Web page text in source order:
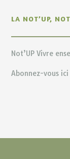
LA NOT’UP,
Not’UP Vivre
Abonnez-vous ici